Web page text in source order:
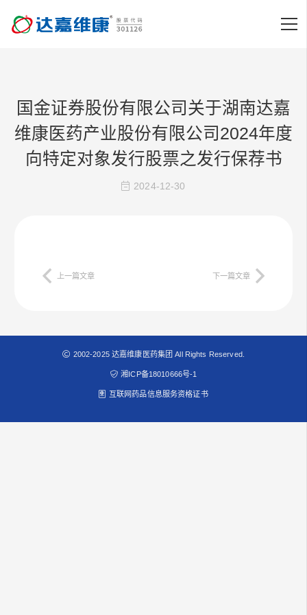
国金证券股份有限公司关于湖南达嘉
维康医药产业股份有限公司2024年度
向特定对象发行股票之发行保荐书
2024-12-30
上一篇文章 下一篇文章
2002-2025 达嘉维康医药集团 All Rights Reserved.
湘ICP备18010666号-1
互联网药品信息服务资格证书